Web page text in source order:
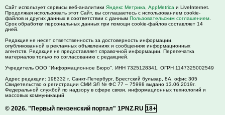
Сайт использует сервисы веб-аналитики Яндекс Метрика AppMetrica и LiveInternet.
Продолжая использовать этот Сайт, вы соглашаетесь с использованием cookie-
файлов и других данных в соответствии с данным Пользовательским соглашением
Срок обработки персональных данных при помощи cookie-файлов составляет 14
дней.
Редакция не несет ответственность за достоверность информации,
опубликованной в рекламных объявлениях и сообщениях информационных
агентств. Редакция не предоставляет справочной информации. Перепечатка
материалов только по согласованию с редакцией.
Учредитель ООО "Информационное Бюро". ИНН 7325128341, ОГРН 1147325002549
Адрес редакции: 198332 г. Санкт-Петербург, Брестский бульвар, 8А, офис 305
Свидетельство о регистрации СМИ ЭЛ № ФС 77 – 75998 выдано 13.06.2019г.
Федеральной службой по надзору в сфере связи, информационных технологий и
массовых коммуникаций
© 2026. "Первый пензенский портал" 1PNZ.RU 18+